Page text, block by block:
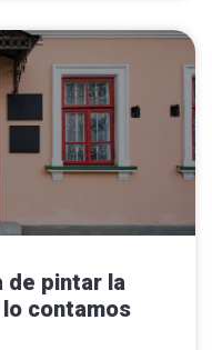
de pintar la
lo contamos